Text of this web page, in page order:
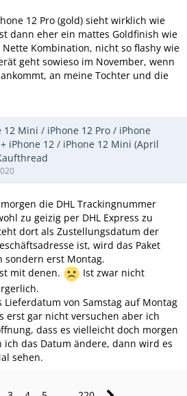
12 Pro (gold) sieht wirklich wie
dann eher ein mattes Goldfinish wie
Kombination, nicht so flashy wie
geht sowieso im November, wenn
an meine Tochter und die
12 Mini / iPhone 12 Pro / iPhone
+ iPhone 12 / iPhone 12 Mini (April
die DHL Trackingnummer
zu geizig per DHL Express zu
dort als Zustellungsdatum der
ist, wird das Paket
erst Montag.
mit denen.
Ist zwar nicht
Lieferdatum von Samstag auf Montag
erst gar nicht versuchen aber ich
dass es vielleicht doch morgen
ich das Datum ändere, dann wird es
sehen.